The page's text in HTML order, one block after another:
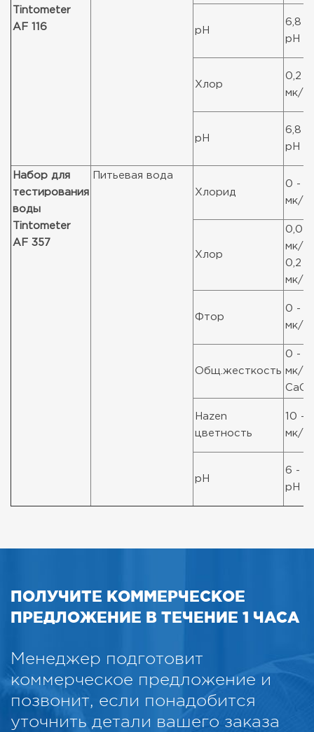
Tintometer
AF 116
рН
6,8 -
рН
Хлор
0,2 -
мк/л
рН
6,8 -
рН
Набор для
тестирования
воды
Tintometer
AF 357
Питьевая вода
Хлорид
0 -
мк/л
Хлор
0,02
мк/л
0,2 -
мк/л
Фтор
0 -
мк/л
Общ.жесткость
0 -
мк/л
Hazen
цветность
10 -
мк/л
рН
6 -
рН
ПОЛУЧИТЕ КОММЕРЧЕСКОЕ
ПРЕДЛОЖЕНИЕ В ТЕЧЕНИЕ 1 ЧАСА
Менеджер подготовит
коммерческое предложение и
позвонит, если понадобится
уточнить детали вашего заказа